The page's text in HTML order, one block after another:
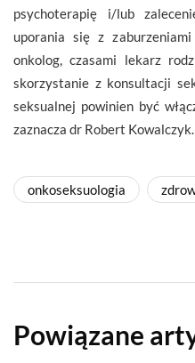
psychoterapię i/lub
uporania się z
onkolog, czasami lekarz
skorzystanie z konsultacji
seksualnej powinien być
zaznacza dr Robert Kowalczyk.
onkoseksuologia
Powiązane